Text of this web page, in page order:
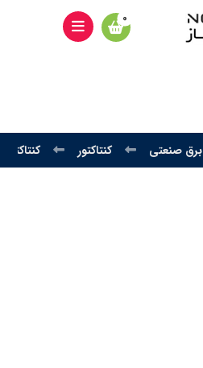
برق صنعتی کنتاکتور کنتاکتور LS